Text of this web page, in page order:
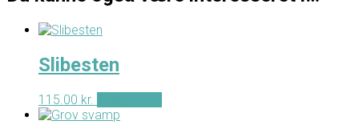
Slibesten
115.00 kr.